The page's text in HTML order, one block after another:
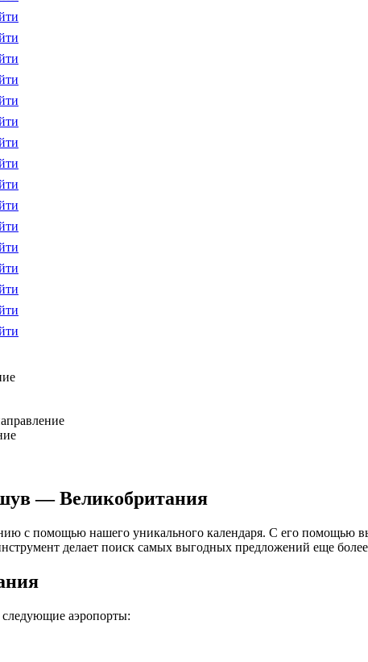
— Великобритания
с помощью нашего уникального календаря. С его помощью
делает поиск самых выгодных предложений еще
аэропорты: